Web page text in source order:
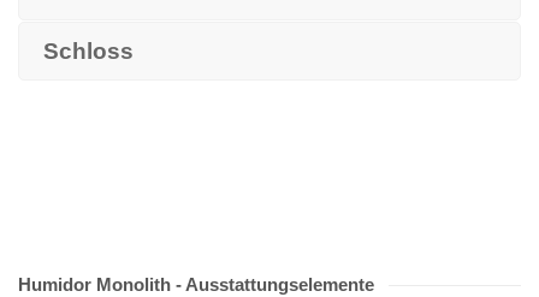
Schloss
Humidor Monolith - Ausstattungselemente